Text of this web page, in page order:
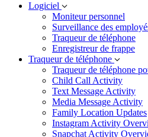
Logiciel
Moniteur personnel
Surveillance des
Traqueur de téléphone
Enregistreur de frappe
Traqueur de téléphone
Traqueur de téléphone
Child Call Activity
Text Message Activity
Media Message Activity
Family Location Updates
Instagram Activity
Snapchat Activity